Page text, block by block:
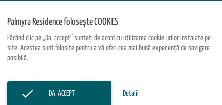
© Palmyra Residence 2026. Toate drepturile rezervate.
Dezvoltat de
TWS &
Palmyra Residence folosește COOKIES
Făcând clic pe „Da, accept” sunteți de acord cu utilizarea cookie-urilor instalate pe
site. Acestea sunt folosite pentru a vă oferi cea mai bună experiență de navigare
posibilă.
DA, ACCEPT Detalii